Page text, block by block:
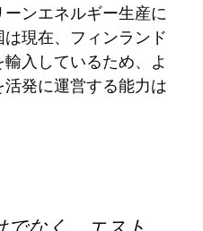
ンエネルギー生産に
現在、フィンランド
入しているため、よ
発に運営する能力は